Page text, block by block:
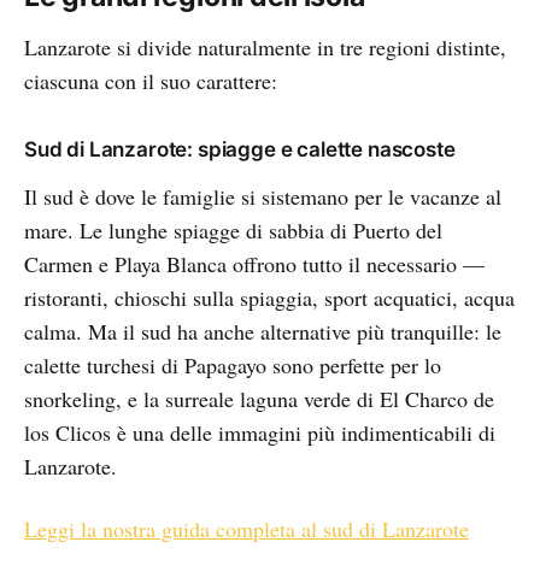
Lanzarote si divide naturalmente in tre regioni distinte,
ciascuna con il suo carattere:
Sud di Lanzarote: spiagge e calette nascoste
Il sud è dove le famiglie si sistemano per le vacanze al
mare. Le lunghe spiagge di sabbia di Puerto del
Carmen e Playa Blanca offrono tutto il necessario —
ristoranti, chioschi sulla spiaggia, sport acquatici, acqua
calma. Ma il sud ha anche alternative più tranquille: le
calette turchesi di Papagayo sono perfette per lo
snorkeling, e la surreale laguna verde di El Charco de
los Clicos è una delle immagini più indimenticabili di
Lanzarote.
Leggi la nostra guida completa al sud di Lanzarote